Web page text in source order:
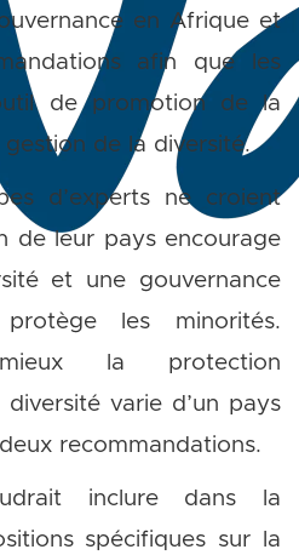
en Afrique et
afin que les
de promotion de la
de la diversité.
d’experts ne croient
de leur pays encourage
et une gouvernance
les minorités.
la protection
varie d’un pays
recommandations.
inclure dans la
spécifiques sur la